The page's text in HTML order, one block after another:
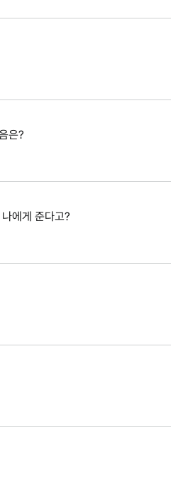
은?
에게 준다고?